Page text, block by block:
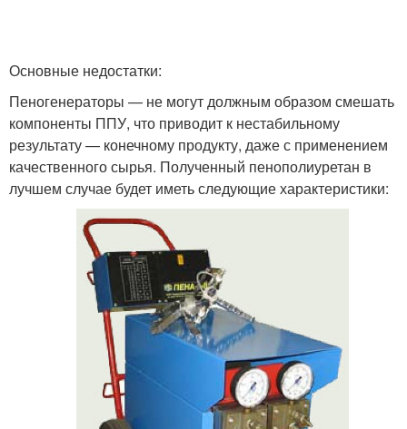
Основные недостатки:
Пеногенераторы — не могут должным образом смешать
компоненты ППУ, что приводит к нестабильному
результату — конечному продукту, даже с применением
качественного сырья. Полученный пенополиуретан в
лучшем случае будет иметь следующие характеристики: